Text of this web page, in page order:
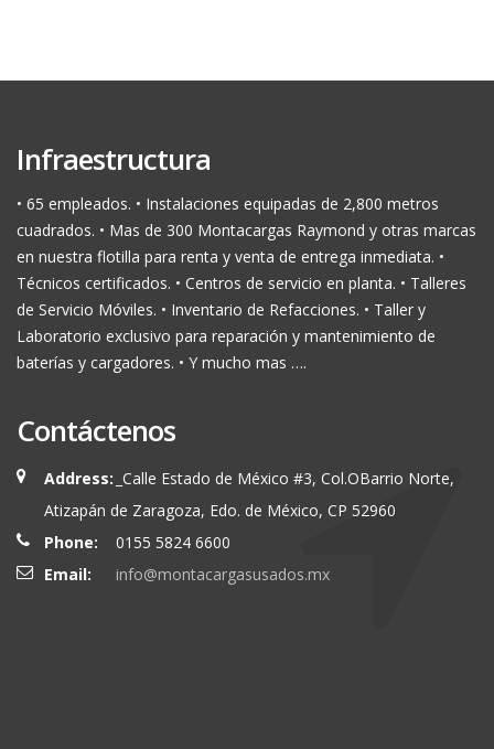
Infraestructura
• 65 empleados. • Instalaciones equipadas de 2,800 metros
cuadrados. • Mas de 300 Montacargas Raymond y otras marcas
en nuestra flotilla para renta y venta de entrega inmediata. •
Técnicos certificados. • Centros de servicio en planta. • Talleres
de Servicio Móviles. • Inventario de Refacciones. • Taller y
Laboratorio exclusivo para reparación y mantenimiento de
baterías y cargadores. • Y mucho mas ….
Contáctenos
Address: _Calle Estado de México #3, Col.OBarrio Norte,
Atizapán de Zaragoza, Edo. de México, CP 52960
Phone:
0155 5824 6600
Email:
info@montacargasusados.mx